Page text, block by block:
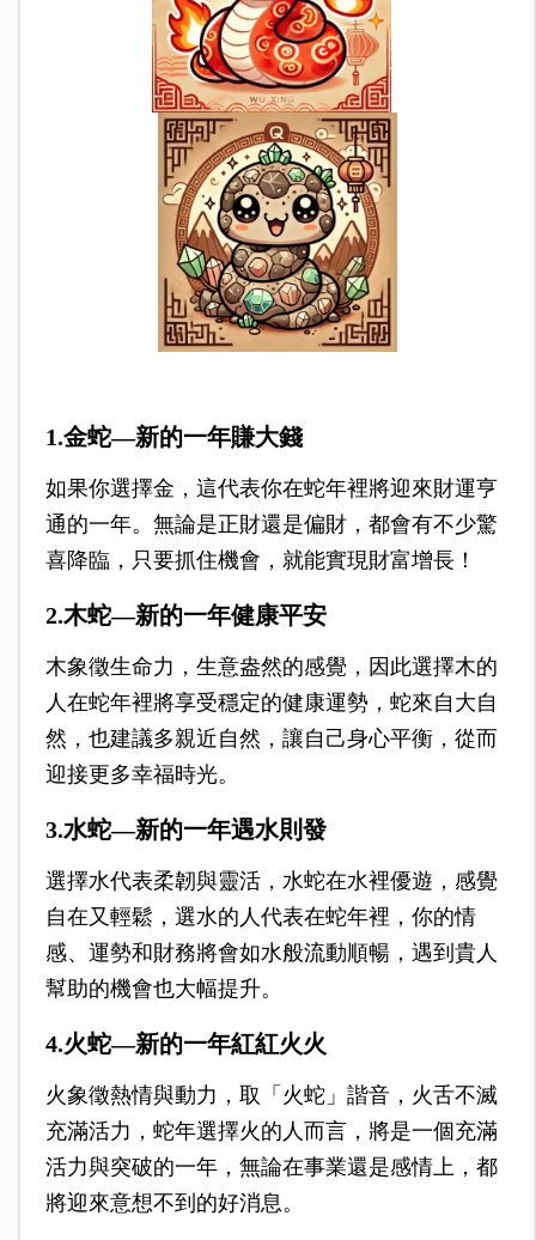
1.金蛇—新的一年賺大錢
如果你選擇金，這代表你在蛇年裡將迎來財運亨
通的一年。無論是正財還是偏財，都會有不少驚
喜降臨，只要抓住機會，就能實現財富增長！
2.木蛇—新的一年健康平安
木象徵生命力，生意盎然的感覺，因此選擇木的
人在蛇年裡將享受穩定的健康運勢，蛇來自大自
然，也建議多親近自然，讓自己身心平衡，從而
迎接更多幸福時光。
3.水蛇—新的一年遇水則發
選擇水代表柔韌與靈活，水蛇在水裡優遊，感覺
自在又輕鬆，選水的人代表在蛇年裡，你的情
感、運勢和財務將會如水般流動順暢，遇到貴人
幫助的機會也大幅提升。
4.火蛇—新的一年紅紅火火
火象徵熱情與動力，取「火蛇」諧音，火舌不滅
充滿活力，蛇年選擇火的人而言，將是一個充滿
活力與突破的一年，無論在事業還是感情上，都
將迎來意想不到的好消息。